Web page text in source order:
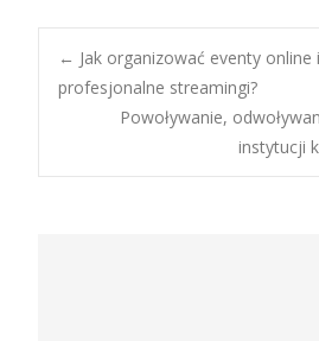
Post
navigation
← Jak organizować eventy online
profesjonalne streamingi?
Powoływanie,
instytucji